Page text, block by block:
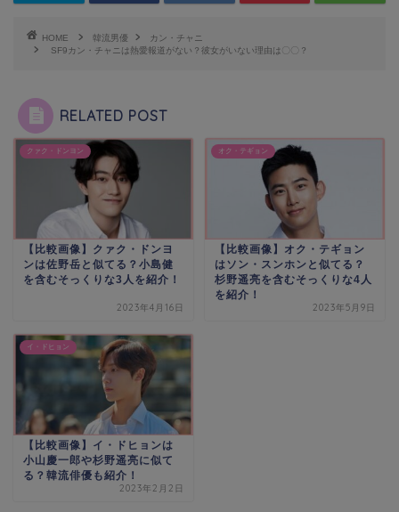
HOME 韓流男優
カン・チャニ
SF9カン・チャニは熱愛報道がない？彼女がいない理由は〇〇？
RELATED POST
クァク・ドンヨン
【比較画像】クァク・ドンヨ
ンは佐野岳と似てる？小島健
を含むそっくりな3人を紹介！
2023年4月16日
オク・テギョン
【比較画像】オク・テギョン
はソン・スンホンと似てる？
杉野遥亮を含むそっくりな4人
を紹介！
2023年5月9日
イ・ドヒョン
【比較画像】イ・ドヒョンは
小山慶一郎や杉野遥亮に似て
る？韓流俳優も紹介！
2023年2月2日